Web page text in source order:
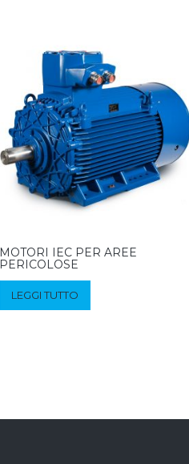
MOTORI IEC PER AREE
PERICOLOSE
LEGGI TUTTO